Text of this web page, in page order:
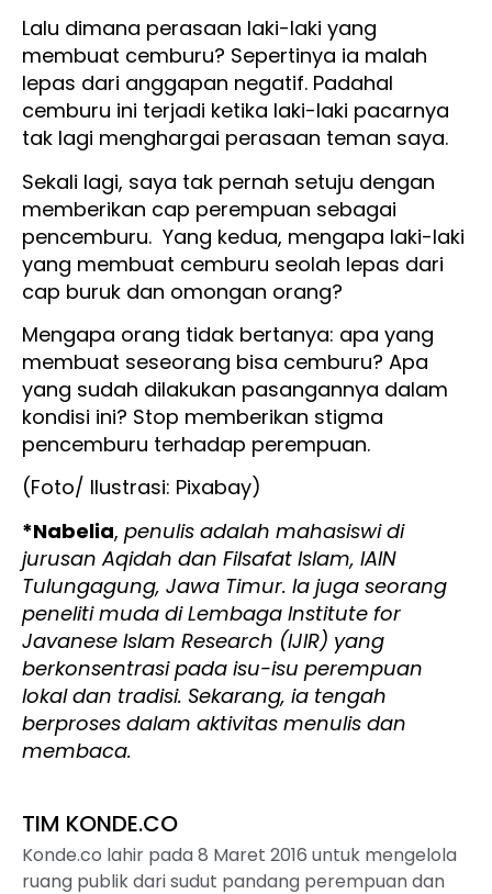
Lalu dimana perasaan laki-laki yang
membuat cemburu? Sepertinya ia malah
lepas dari anggapan negatif. Padahal
cemburu ini terjadi ketika laki-laki pacarnya
tak lagi menghargai perasaan teman saya.
Sekali lagi, saya tak pernah setuju dengan
memberikan cap perempuan sebagai
pencemburu. Yang kedua, mengapa laki-laki
yang membuat cemburu seolah lepas dari
cap buruk dan omongan orang?
Mengapa orang tidak bertanya: apa yang
membuat seseorang bisa cemburu? Apa
yang sudah dilakukan pasangannya dalam
kondisi ini? Stop memberikan stigma
pencemburu terhadap perempuan.
(Foto/ Ilustrasi: Pixabay)
*Nabelia, penulis adalah mahasiswi di
jurusan Aqidah dan Filsafat Islam, IAIN
Tulungagung, Jawa Timur. Ia juga seorang
peneliti muda di Lembaga Institute for
Javanese Islam Research (IJIR) yang
berkonsentrasi pada isu-isu perempuan
lokal dan tradisi. Sekarang, ia tengah
berproses dalam aktivitas menulis dan
membaca.
TIM KONDE.CO
Konde.co lahir pada 8 Maret 2016 untuk mengelola
ruang publik dari sudut pandang perempuan dan